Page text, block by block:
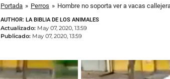
Portada » Perros » Hombre no soporta ver a vacas
AUTHOR: LA BIBLIA DE LOS ANIMALES
Actualizado: May 07, 2020, 13:59
Publicado: May 07, 2020, 13:59